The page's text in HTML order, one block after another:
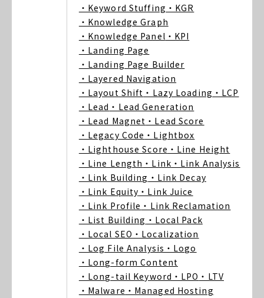
・Keyword Stuffing ・KGR
・Knowledge Graph
・Knowledge Panel ・KPI
・Landing Page
・Landing Page Builder
・Layered Navigation
・Layout Shift ・Lazy Loading ・LCP
・Lead ・Lead Generation
・Lead Magnet ・Lead Score
・Legacy Code ・Lightbox
・Lighthouse Score ・Line Height
・Line Length ・Link ・Link Analysis
・Link Building ・Link Decay
・Link Equity ・Link Juice
・Link Profile ・Link Reclamation
・List Building ・Local Pack
・Local SEO ・Localization
・Log File Analysis ・Logo
・Long-form Content
・Long-tail Keyword ・LPO ・LTV
・Malware ・Managed Hosting